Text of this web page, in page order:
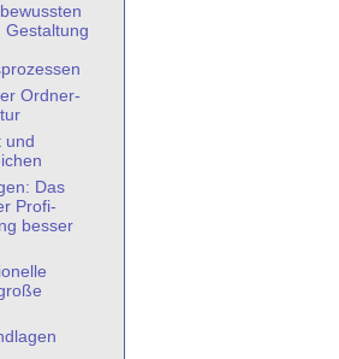
Gestaltung
Ordner-
und
Das
Profi-
besser